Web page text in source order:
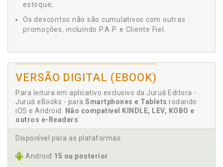
estoque;
Os descontos não são cumulativos com outras
promoções, incluindo P.A.P. e Cliente Fiel.
VERSÃO DIGITAL (EBOOK)
Para leitura em aplicativo exclusivo da Juruá Editora -
Juruá eBooks - para Smartphones e Tablets rodando
iOS e Android.
Não compatível KINDLE, LEV, KOBO e
outros e-Readers
Disponível para as plataformas:
Android 15 ou posterior